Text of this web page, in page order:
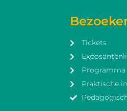
Tickets
Programma
Praktische